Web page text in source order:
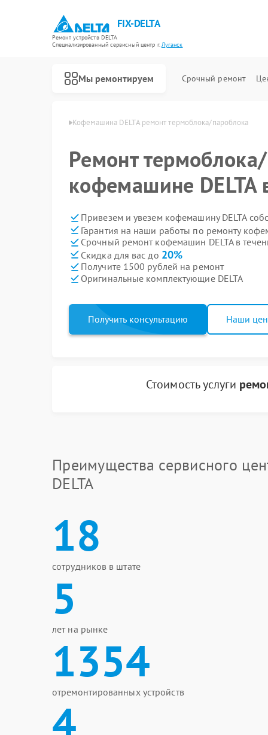
FIX-DELTA
Ремонт устройств DELTA
Специализированный cервисный центр г.Луганск
Мы ремонтируем Срочный ремонт
DELTA в Луганске Кофемашина DELTA ремонт термоблока/пароблока
Ремонт
кофемашине DELTA
Привезем и увезем кофемашину DELTA
Гарантия на наши работы по ремонту
Срочный ремонт кофемашин DELTA в
Скидка для вас до 20%
Получите 1500 рублей на ремонт
Оригинальные комплектующие DELTA
Получить консультацию Наши
Стоимость услуги
Преимущества сервисного
DELTA
18
сотрудников в штате
5
лет на рынке
1354
отремонтированных устройств
4